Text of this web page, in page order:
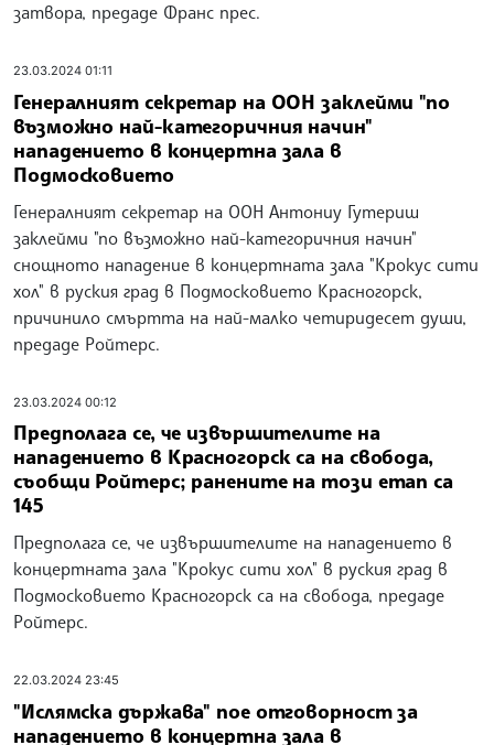
затвора, предаде Франс прес.
23.03.2024 01:11
Генералният секретар на ООН заклейми "по
възможно най-категоричния начин"
нападението в концертна зала в
Подмосковието
Генералният секретар на ООН Антониу Гутериш
заклейми "по възможно най-категоричния начин"
снощното нападение в концертната зала "Крокус сити
хол" в руския град в Подмосковието Красногорск,
причинило смъртта на най-малко четиридесет души,
предаде Ройтерс.
23.03.2024 00:12
Предполага се, че извършителите на
нападението в Красногорск са на свобода,
съобщи Ройтерс; ранените на този етап са
145
Предполага се, че извършителите на нападението в
концертната зала "Крокус сити хол" в руския град в
Подмосковието Красногорск са на свобода, предаде
Ройтерс.
22.03.2024 23:45
"Ислямска държава" пое отговорност за
нападението в концертна зала в